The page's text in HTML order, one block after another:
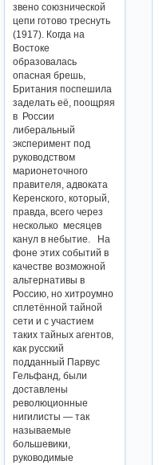
звено союзнической
цепи готово треснуть
(1917). Когда на
Востоке
образовалась
опасная брешь,
Британия поспешила
заделать её, поощряя
в России
либеральный
эксперимент под
руководством
марионеточного
правителя, адвоката
Керенского, который,
правда, всего через
несколько месяцев
канул в небытие. На
фоне этих событий в
качестве возможной
альтернативы в
Россию, но хитроумно
сплетённой тайной
сети и с участием
таких тайных агентов,
как русский
подданный Парвус
Гельфанд, были
доставлены
революционные
нигилисты — так
называемые
большевики,
руководимые